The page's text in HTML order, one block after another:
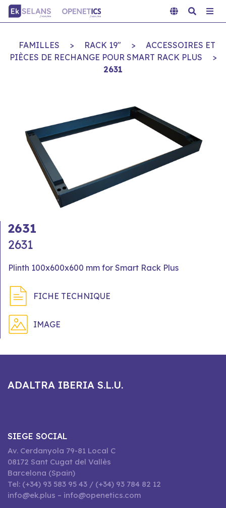
FAMILLES > RACK 19" >
ACCESSOIRES ET
PIÈCES DE RECHANGE POUR SMART RACK PLUS
>
2631
2631
2631
Plinth 100x600x600 mm for Smart Rack Plus
FICHE TECHNIQUE
IMAGE
ADALTRA IBERIA S.L.U.
SIEGE SOCIAL
Av. Cerdanyola 79-81 Local C
08172 Sant Cugat del Vallès
Barcelona (Spain)
Tel: (+34) 93 583 95 43 / (+34) 93 784 82 12
info@ek.plus – info@openetics.com